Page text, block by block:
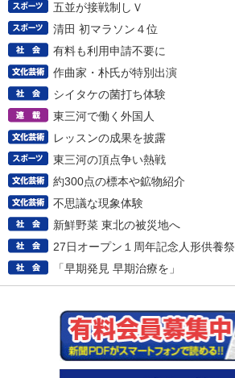
五並が接戦制しＶ
清田 初マラソン４位
有料も利用申請不要に
作曲家・朴氏が特別出演
シイタケの菌打ち体験
東三河で働く外国人
レッスンの成果を披露
東三河の頂点争い熱戦
約300点の標本や鉱物紹介
不思議な現象体験
新鮮野菜 東北の被災地へ
27日オープン１周年記念人形供養祭
「早期発見 早期治療を」